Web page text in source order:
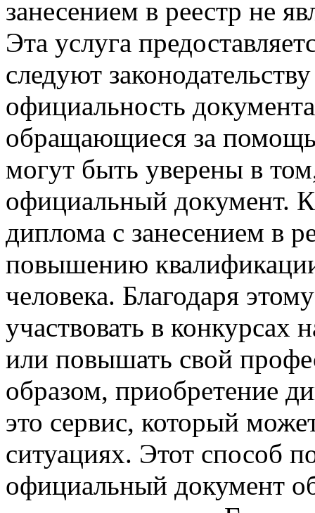
занесением в реестр не
Эта услуга
следуют
официальность
обращающиеся за
могут быть уверены в
официальный документ.
диплома с занесением в
повышению
человека. Благодаря
участвовать в конкурсах
или повышать свой
образом, приобретение
это сервис, который
ситуациях. Этот способ
официальный документ